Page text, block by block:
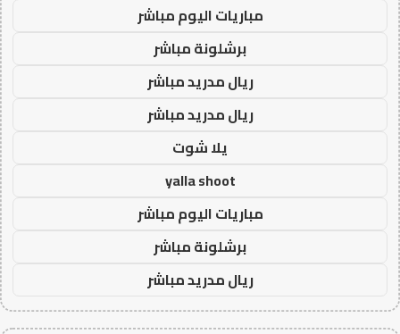
مباريات اليوم مباشر
برشلونة مباشر
ريال مدريد مباشر
ريال مدريد مباشر
يلا شوت
yalla shoot
مباريات اليوم مباشر
برشلونة مباشر
ريال مدريد مباشر